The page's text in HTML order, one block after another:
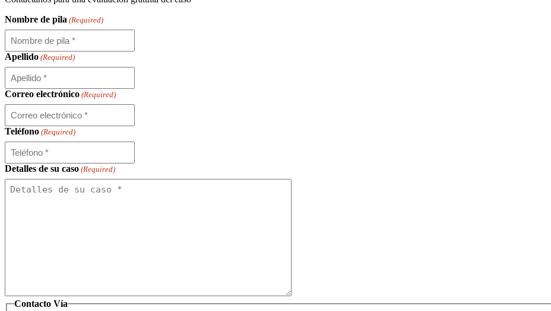
Nombre de pila (Required)
Apellido (Required)
Correo electrónico (Required)
Teléfono (Required)
Detalles de su caso (Required)
Contacto Vía